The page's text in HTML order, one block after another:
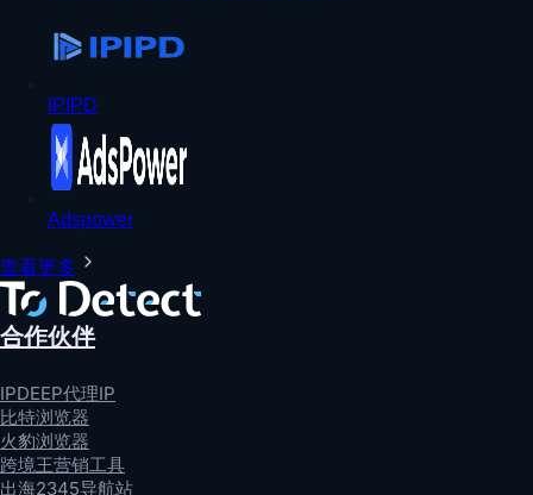
IPIPD
Adspower
查看更多
合作伙伴
IPDEEP代理IP
比特浏览器
火豹浏览器
跨境王营销工具
出海2345导航站